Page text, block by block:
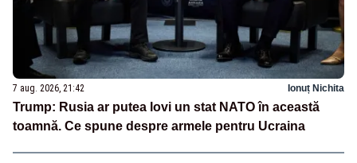
7 aug. 2026, 21:42 Ionuț Nichita
Trump: Rusia ar putea lovi un stat NATO în această
toamnă. Ce spune despre armele pentru Ucraina